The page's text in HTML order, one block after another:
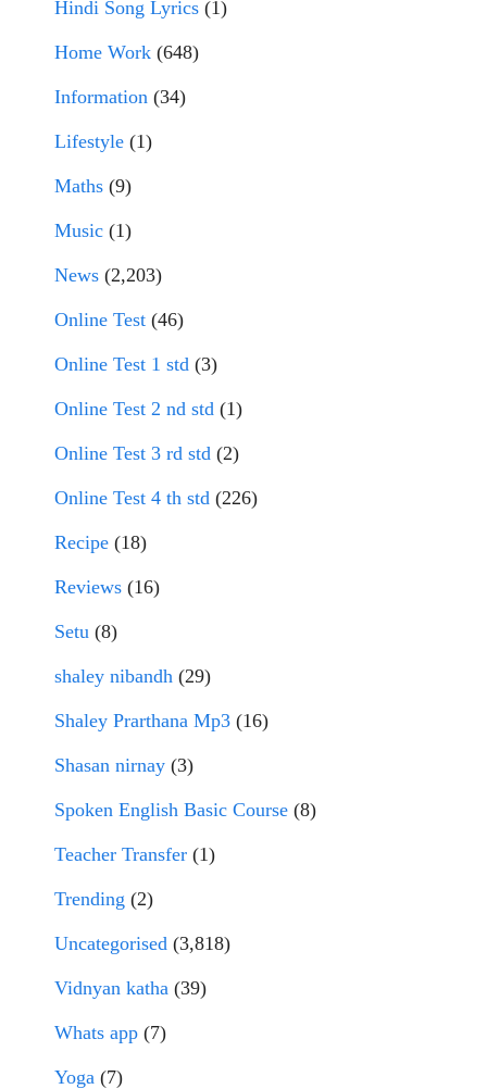
Hindi Song Lyrics (1)
Home Work (648)
Information (34)
Lifestyle (1)
Maths (9)
Music (1)
News (2,203)
Online Test (46)
Online Test 1 std (3)
Online Test 2 nd std (1)
Online Test 3 rd std (2)
Online Test 4 th std (226)
Recipe (18)
Reviews (16)
Setu (8)
shaley nibandh (29)
Shaley Prarthana Mp3 (16)
Shasan nirnay (3)
Spoken English Basic Course (8)
Teacher Transfer (1)
Trending (2)
Uncategorised (3,818)
Vidnyan katha (39)
Whats app (7)
Yoga (7)